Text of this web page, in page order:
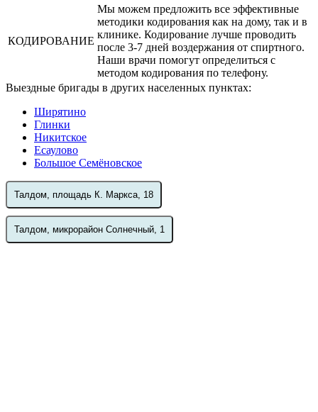
КОДИРОВАНИЕ
Мы можем предложить все эффективные
методики кодирования как на дому, так и в
клинике. Кодирование лучше проводить
после 3-7 дней воздержания от спиртного.
Наши врачи помогут определиться с
методом кодирования по телефону.
Выездные бригады в других населенных пунктах:
Ширятино
Глинки
Никитское
Есаулово
Большое Семёновское
Талдом, площадь К. Маркса, 18
Талдом, микрорайон Солнечный, 1